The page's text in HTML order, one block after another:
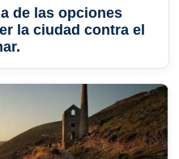
de las opciones
la ciudad contra el